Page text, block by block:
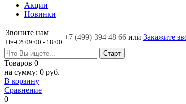
Акции
Новинки
Звоните нам
Пн-Сб 09:00 - 18:00
+7 (499) 394 48 66 или Закажите
Товаров 0
на сумму: 0 руб.
В корзину
Сравнение
0